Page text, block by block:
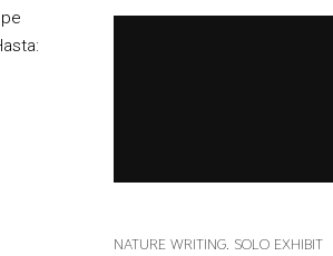
NATURE WRITING. SOLO EXHIBIT